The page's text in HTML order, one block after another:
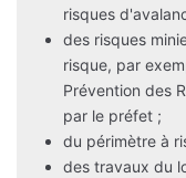
risques
des risques
risque, par
Prévention des
par le préfet ;
du périmètre à
des travaux du